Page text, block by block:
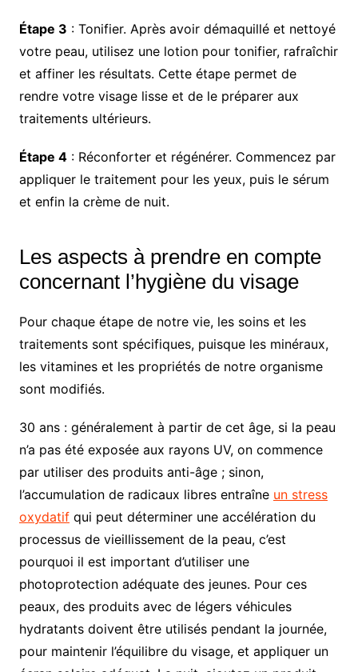
Étape 3 : Tonifier. Après avoir démaquillé et nettoyé
votre peau, utilisez une lotion pour tonifier, rafraîchir
et affiner les résultats. Cette étape permet de
rendre votre visage lisse et de le préparer aux
traitements ultérieurs.
Étape 4: Réconforter et régénérer. Commencez par
appliquer le traitement pour les yeux, puis le sérum
et enfin la crème de nuit.
Les aspects à prendre en compte
concernant l’hygiène du visage
Pour chaque étape de notre vie, les soins et les
traitements sont spécifiques, puisque les minéraux,
les vitamines et les propriétés de notre organisme
sont modifiés.
30 ans : généralement à partir de cet âge, si la peau
n’a pas été exposée aux rayons UV, on commence
par utiliser des produits anti-âge ; sinon,
l’accumulation de radicaux libres entraîne un stress
oxydatifqui peut déterminer une accélération du
processus de vieillissement de la peau, c’est
pourquoi il est important d’utiliser une
photoprotection adéquate des jeunes. Pour ces
peaux, des produits avec de légers véhicules
hydratants doivent être utilisés pendant la journée,
pour maintenir l’équilibre du visage, et appliquer un